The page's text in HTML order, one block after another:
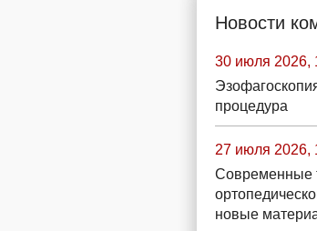
Новости
30 июля 2026,
процедура
27 июля 2026,
Современные
новые